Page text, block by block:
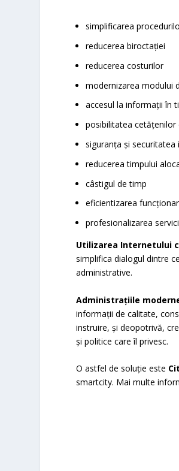
simplificarea
reducerea biroctației
reducerea costurilor
modernizarea modului
accesul la informații în
posibilitatea
siguranța și
reducerea timpului
câstigul de timp
eficientizarea
profesionalizarea
Utilizarea Internetului
simplifica dialogul dintre
administrative.
Administraţiile
informaţii de calitate,
instruire, şi deopotrivă,
şi politice care îl privesc.
O astfel de soluție este
smartcity. Mai multe